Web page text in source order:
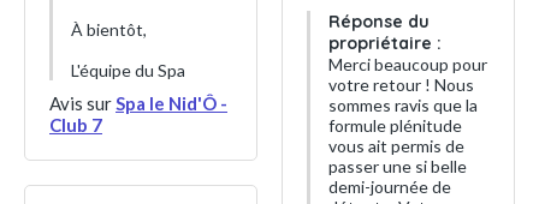
À bientôt,
L'équipe du Spa
Avis surSpa le Nid'Ô -
Club 7
Réponse du
propriétaire :
Merci beaucoup pour
votre retour ! Nous
sommes ravis que la
formule plénitude
vous ait permis de
passer une si belle
demi-journée de